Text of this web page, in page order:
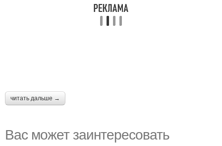
читать дальше →
Вас может заинтересовать